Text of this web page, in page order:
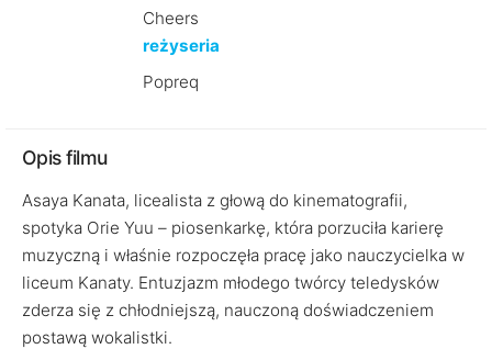
Cheers
reżyseria
Popreq
Opis filmu
Asaya Kanata, licealista z głową do kinematografii,
spotyka Orie Yuu – piosenkarkę, która porzuciła karierę
muzyczną i właśnie rozpoczęła pracę jako nauczycielka w
liceum Kanaty. Entuzjazm młodego twórcy teledysków
zderza się z chłodniejszą, nauczoną doświadczeniem
postawą wokalistki.